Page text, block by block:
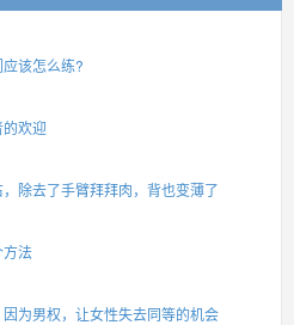
该怎么练?
欢迎
除去了手臂拜拜肉，背也变薄了
方法
为男权，让女性失去同等的机会